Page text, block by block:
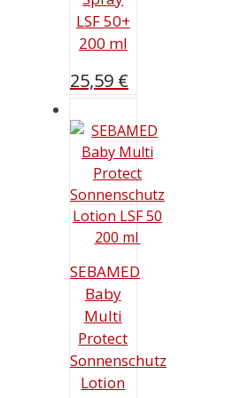
LSF 50+
200 ml
25,59 €
SEBAMED
Baby
Multi
Protect
Sonnenschutz
Lotion